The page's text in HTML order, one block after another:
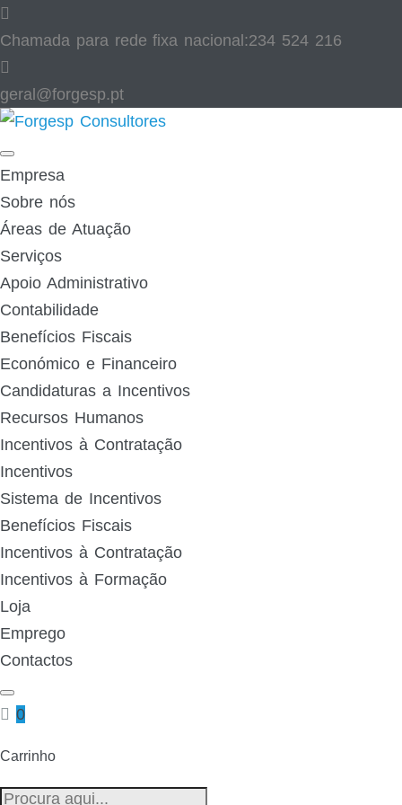
Skip
to
content
Chamada para rede fixa nacional:234 524 216
geral@forgesp.pt​
Facebook
Linked
In
Empresa
Sobre nós
Áreas de Atuação
Serviços
Apoio Administrativo
Contabilidade
Benefícios Fiscais
Económico e Financeiro
Candidaturas a Incentivos
Recursos Humanos
Incentivos à Contratação
Incentivos
Sistema de Incentivos
Benefícios Fiscais
Incentivos à Contratação
Incentivos à Formação
Loja
Emprego
Contactos
0
Carrinho
Pesquisa